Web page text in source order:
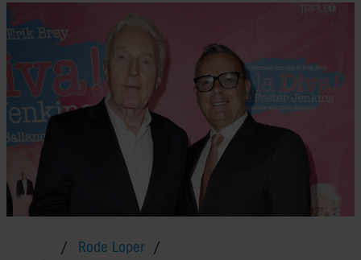
Rode Loper